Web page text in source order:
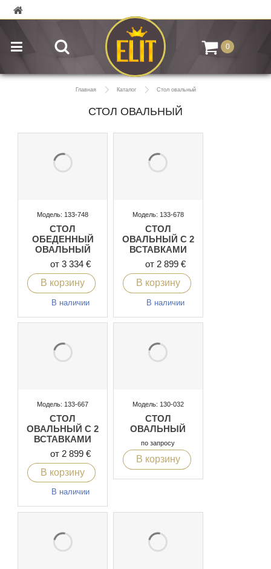
0
Главная Каталог Стол овальный
СТОЛ ОВАЛЬНЫЙ
Модель: 133-748
СТОЛ
ОБЕДЕННЫЙ
ОВАЛЬНЫЙ
от 3 334 €
В корзину
В наличии
Модель: 133-678
СТОЛ
ОВАЛЬНЫЙ С 2
ВСТАВКАМИ
от 2 899 €
В корзину
В наличии
Модель: 133-667
СТОЛ
ОВАЛЬНЫЙ С 2
ВСТАВКАМИ
от 2 899 €
В корзину
В наличии
Модель: 130-032
СТОЛ
ОВАЛЬНЫЙ
по запросу
В корзину